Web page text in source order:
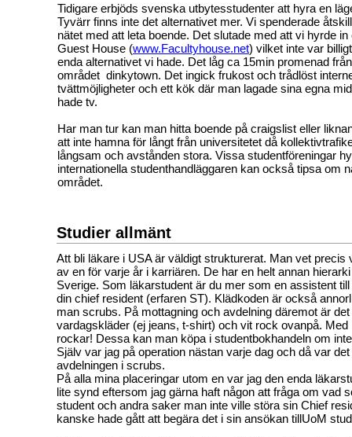
Tidigare erbjöds svenska utbytesstudenter att hyra en
Tyvärr finns inte det alternativet mer. Vi spenderade
nätet med att leta boende. Det slutade med att vi hyrde
Guest House (www.Facultyhouse.net) vilket inte var
enda alternativet vi hade. Det låg ca 15min promenad
området dinkytown. Det ingick frukost och trådlöst
tvättmöjligheter och ett kök där man lagade sina egna
hade tv.
Har man tur kan man hitta boende på craigslist eller
att inte hamna för långt från universitetet då
långsam och avstånden stora. Vissa studentföreningar
internationella studenthandläggaren kan också tipsa om
området.
Studier allmänt
Att bli läkare i USA är väldigt strukturerat. Man vet precis
av en för varje år i karriären. De har en helt annan
Sverige. Som läkarstudent är du mer som en assistent
din chief resident (erfaren ST). Klädkoden är också
man scrubs. På mottagning och avdelning däremot är
vardagskläder (ej jeans, t-shirt) och vit rock ovanpå. Med
rockar! Dessa kan man köpa i studentbokhandeln om
Själv var jag på operation nästan varje dag och då var
avdelningen i scrubs.
På alla mina placeringar utom en var jag den enda
lite synd eftersom jag gärna haft någon att fråga om vad
student och andra saker man inte ville störa sin Chief
kanske hade gått att begära det i sin ansökan tillUoM